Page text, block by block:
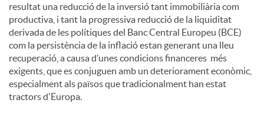
resultat una reducció de la inversió tant immobiliària com
productiva, i tant la progressiva reducció de la liquiditat
derivada de les polítiques del Banc Central Europeu (BCE)
com la persistència de la inflació estan generant una lleu
recuperació, a causa d’unes condicions financeres més
exigents, que es conjuguen amb un deteriorament econòmic,
especialment als països que tradicionalment han estat
tractors d'Europa.